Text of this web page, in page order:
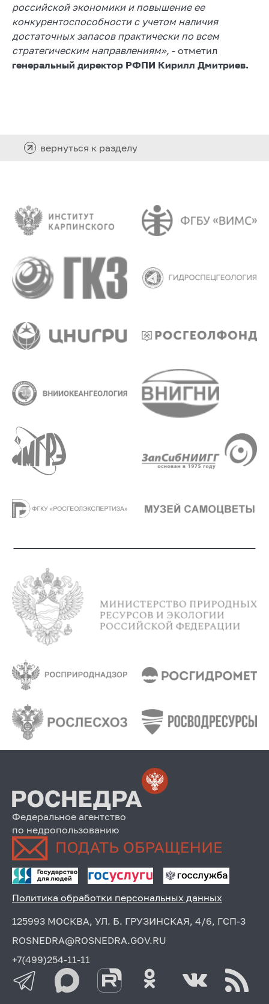
российской экономики и повышение ее
конкурентоспособности с учетом наличия
достаточных запасов практически по всем
стратегическим направлениям», - отметил
генеральный директор РФПИ Кирилл Дмитриев.
вернуться к разделу
Федеральное агентство
по недропользованию
Политика обработки персональных данных
125993 МОСКВА, УЛ. Б. ГРУЗИНСКАЯ, 4/6, ГСП-3
ROSNEDRA@ROSNEDRA.GOV.RU
+7(499)254-11-11